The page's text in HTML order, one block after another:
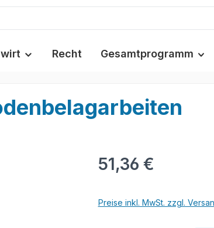
Recht Gesamtprogramm
51,36 €
Preise inkl. MwSt. zzgl.